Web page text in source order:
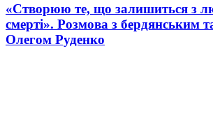
«Створюю те, що залишиться з
смерті». Розмова з бердянським
Олегом Руденко